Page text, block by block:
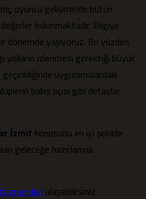
oyuncu gelişiminde bütün
bulunmaktadır. Bilgiye
dönemde yaşıyoruz. Bu yüzden
yolların izlenmesi gerektiği büyük
uygulamalardaki
bakış açısı gibi detaylar
İzmit konusunu en iyi şekilde
geleceğe hazırlamak
ulaşabilirsiniz.